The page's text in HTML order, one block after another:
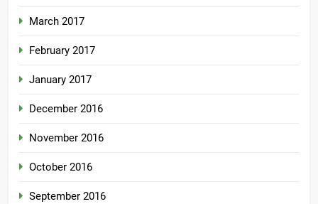
March 2017
February 2017
January 2017
December 2016
November 2016
October 2016
September 2016